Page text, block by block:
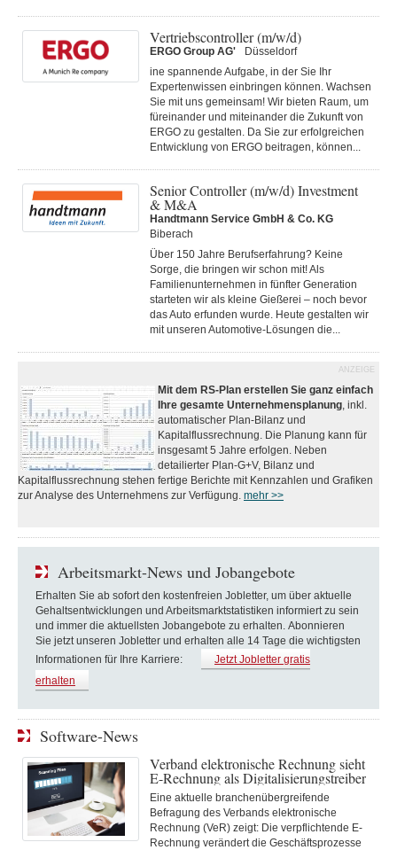
Vertriebscontroller (m/w/d)
ERGO Group AG'
Düsseldorf
ine spannende Aufgabe, in der Sie Ihr
Expertenwissen einbringen können. Wachsen
Sie mit uns gemeinsam! Wir bieten Raum, um
füreinander und miteinander die Zukunft von
ERGO zu gestalten. Da Sie zur erfolgreichen
Entwicklung von ERGO beitragen, können...
Senior Controller (m/w/d) Investment
& M&A
Handtmann Service GmbH & Co. KG
Biberach
Über 150 Jahre Berufserfahrung? Keine
Sorge, die bringen wir schon mit! Als
Familienunternehmen in fünfter Generation
starteten wir als kleine Gießerei – noch bevor
das Auto erfunden wurde. Heute gestalten wir
mit unseren Automotive-Lösungen die...
ANZEIGE
Mit dem RS-Plan erstellen Sie ganz einfach
Ihre gesamte Unternehmensplanung, inkl.
automatischer Plan-Bilanz und
Kapitalflussrechnung. Die Planung kann für
insgesamt 5 Jahre erfolgen. Neben
detailierter Plan-G+V, Bilanz und
Kapitalflussrechnung stehen fertige Berichte mit Kennzahlen und Grafiken
zur Analyse des Unternehmens zur Verfügung. mehr >>
Arbeitsmarkt-News und Jobangebote
Erhalten Sie ab sofort den kostenfreien Jobletter, um über aktuelle
Gehaltsentwicklungen und Arbeitsmarktstatistiken informiert zu sein
und immer die aktuellsten Jobangebote zu erhalten. Abonnieren
Sie jetzt unseren Jobletter und erhalten alle 14 Tage die wichtigsten
Informationen für Ihre Karriere:
Jetzt Jobletter gratis
erhalten
Software-News
Verband elektronische Rechnung sieht
E-Rechnung als Digitalisierungstreiber
Eine aktuelle branchenübergreifende
Befragung des Verbands elektronische
Rechnung (VeR) zeigt: Die verpflichtende E-
Rechnung verändert die Geschäftsprozesse